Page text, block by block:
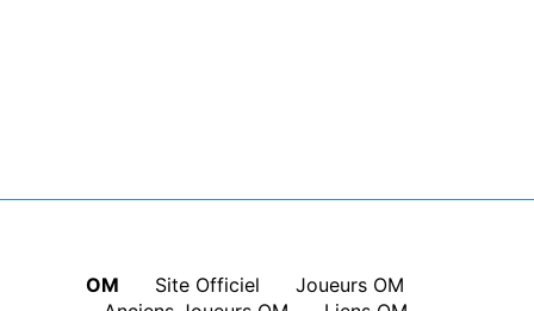
OM Site Officiel
Joueurs OM